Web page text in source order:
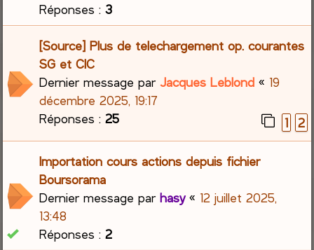
Réponses :3
[Source] Plus de telechargement op. courantes
SG et CIC
Dernier message parJacques Leblond « 19
décembre 2025, 19:17
Réponses :25 1 2
Importation cours actions depuis fichier
Boursorama
Dernier message parhasy« 12 juillet 2025,
13:48
Réponses :2